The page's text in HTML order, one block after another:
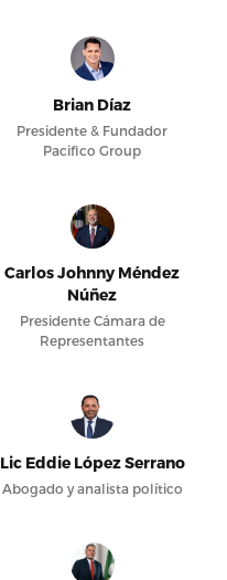
Brian Díaz
Presidente & Fundador
Pacifico Group
Carlos Johnny Méndez
Núñez
Presidente Cámara de
Representantes
Lic Eddie López Serrano
Abogado y analista político